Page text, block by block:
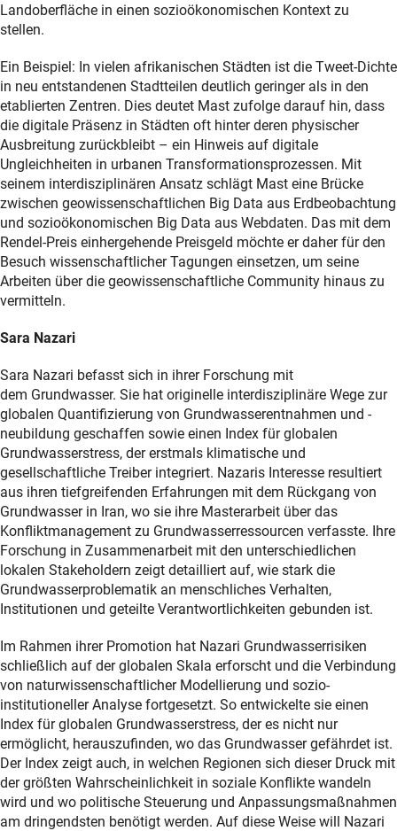
Landoberfläche in einen sozioökonomischen Kontext zu
stellen.
Ein Beispiel: In vielen afrikanischen Städten ist die Tweet-Dichte
in neu entstandenen Stadtteilen deutlich geringer als in den
etablierten Zentren. Dies deutet Mast zufolge darauf hin, dass
die digitale Präsenz in Städten oft hinter deren physischer
Ausbreitung zurückbleibt – ein Hinweis auf digitale
Ungleichheiten in urbanen Transformationsprozessen. Mit
seinem interdisziplinären Ansatz schlägt Mast eine Brücke
zwischen geowissenschaftlichen Big Data aus Erdbeobachtung
und sozioökonomischen Big Data aus Webdaten. Das mit dem
Rendel-Preis einhergehende Preisgeld möchte er daher für den
Besuch wissenschaftlicher Tagungen einsetzen, um seine
Arbeiten über die geowissenschaftliche Community hinaus zu
vermitteln.
Sara Nazari
Sara Nazari befasst sich in ihrer Forschung mit
dem Grundwasser. Sie hat originelle interdisziplinäre Wege zur
globalen Quantifizierung von Grundwasserentnahmen und -
neubildung geschaffen sowie einen Index für globalen
Grundwasserstress, der erstmals klimatische und
gesellschaftliche Treiber integriert. Nazaris Interesse resultiert
aus ihren tiefgreifenden Erfahrungen mit dem Rückgang von
Grundwasser in Iran, wo sie ihre Masterarbeit über das
Konfliktmanagement zu Grundwasserressourcen verfasste. Ihre
Forschung in Zusammenarbeit mit den unterschiedlichen
lokalen Stakeholdern zeigt detailliert auf, wie stark die
Grundwasserproblematik an menschliches Verhalten,
Institutionen und geteilte Verantwortlichkeiten gebunden ist.
Im Rahmen ihrer Promotion hat Nazari Grundwasserrisiken
schließlich auf der globalen Skala erforscht und die Verbindung
von naturwissenschaftlicher Modellierung und sozio-
institutioneller Analyse fortgesetzt. So entwickelte sie einen
Index für globalen Grundwasserstress, der es nicht nur
ermöglicht, herauszufinden, wo das Grundwasser gefährdet ist.
Der Index zeigt auch, in welchen Regionen sich dieser Druck mit
der größten Wahrscheinlichkeit in soziale Konflikte wandeln
wird und wo politische Steuerung und Anpassungsmaßnahmen
am dringendsten benötigt werden. Auf diese Weise will Nazari